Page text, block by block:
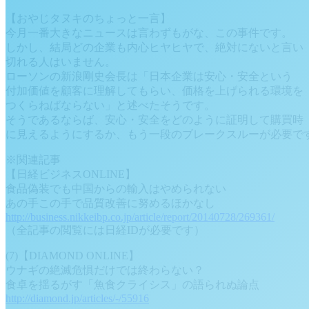
【おやじタヌキのちょっと一言】
今月一番大きなニュースは言わずもがな、この事件です。
しかし、結局どの企業も内心ヒヤヒヤで、絶対にないと言い
切れる人はいません。
ローソンの新浪剛史会長は「日本企業は安心・安全という
付加価値を顧客に理解してもらい、価格を上げられる環境を
つくらねばならない」と述べたそうです。
そうであるならば、安心・安全をどのように証明して購買時
に見えるようにするか、もう一段のブレークスルーが必要で
※関連記事
【日経ビジネスONLINE】
食品偽装でも中国からの輸入はやめられない
あの手この手で品質改善に努めるほかなし
http://business.nikkeibp.co.jp/article/report/20140728/269361/
（全記事の閲覧には日経IDが必要です）
(7)【DIAMOND ONLINE】
ウナギの絶滅危惧だけでは終わらない？
食卓を揺るがす「魚食クライシス」の語られぬ論点
http://diamond.jp/articles/-/55916